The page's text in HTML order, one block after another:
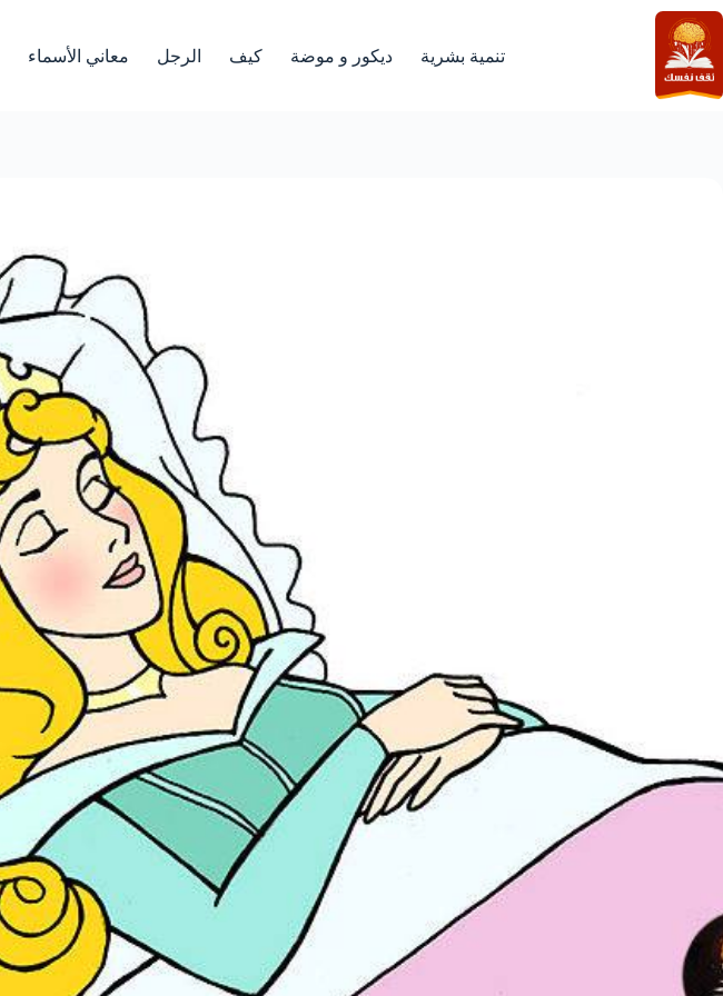
التجاوز
إلى
المحتوى
تنمية بشرية ديكور و موضة كيف الرجل معاني الأسماء